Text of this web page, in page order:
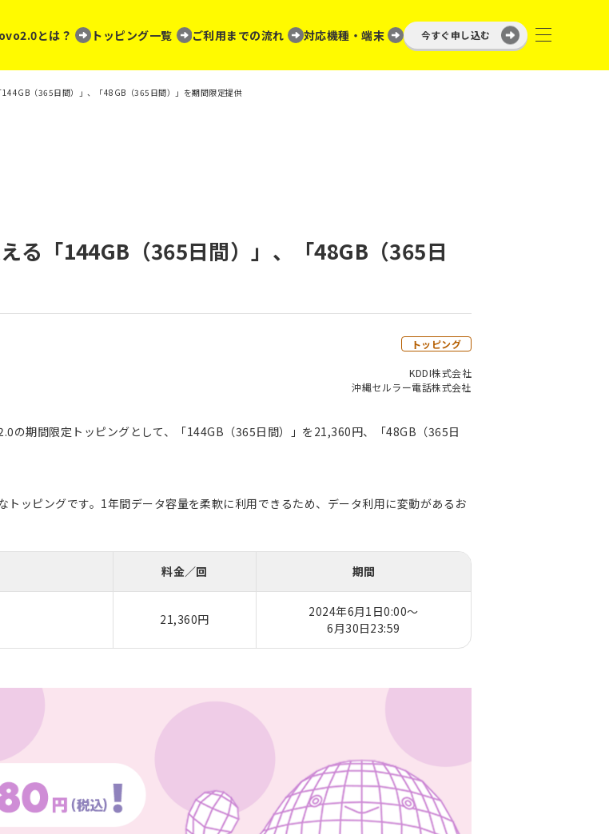
とは？ トッピング一覧 ご利用までの流れ 対応機種・端末 今すぐ申し込む
（365日間）」、「48GB（365日間）」を期間限定提供
る「144GB（365日間）」、「48GB（365日
トッピング
KDDI株式会社
沖縄セルラー電話株式会社
の期間限定トッピングとして、「144GB（365日間）」を21,360円、「48GB（365日
ッピングです。1年間データ容量を柔軟に利用できるため、データ利用に変動があるお
料金／回 期間
21,360円
2024年6月1日0:00～
6月30日23:59